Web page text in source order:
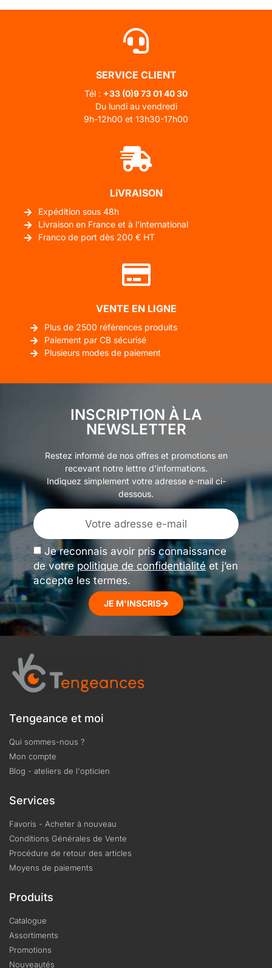
SERVICE CLIENT
Tél : +33 (0)9 73 01 40 30
Du lundi au vendredi
9h-12h00 et 13h30-17h00
LiVRAISON
Expédition sous 48h
Livraison en France et à l'international
Franco de port dès 200 € HT
VENTE EN LIGNE
Plus de 2500 références produits
Paiement par CB sécurisé
Plusieurs modes de paiement
INSCRIPTION À LA
NEWSLETTER
Restez informé de nos offres et promotions en
recevant notre lettre d’informations.
Indiquez simplement votre adresse e-mail ci-
dessous.
Je reconnais avoir pris connaissance
de votrepolitique de confidentialitéet j’en
accepte les termes.
JE M'INSCRIS
Tengeance et moi
Qui sommes-nous ?
Mon compte
Blog - ateliers de l'opticien
Services
Favoris - Acheter à nouveau
Conditions Générales de Vente
Procédure de retour des articles
Moyens de paiements
Produits
Catalogue
Assortiments
Promotions
Nouveautés